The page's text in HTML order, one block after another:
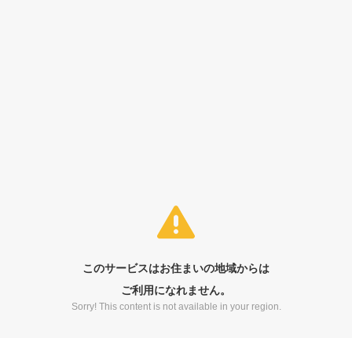
このサービスはお住まいの地域からは
ご利用になれません。
Sorry! This content is not available in your region.